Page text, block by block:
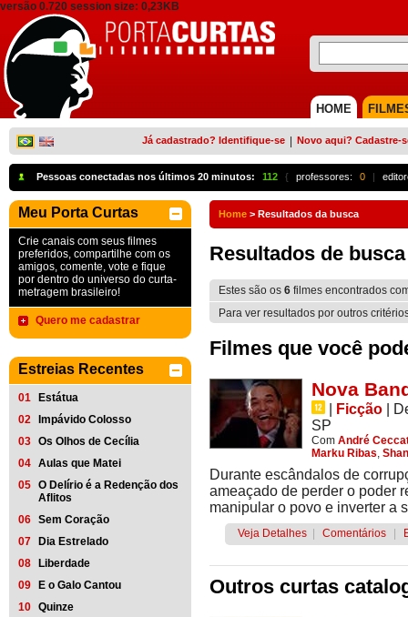
versão 0.720 session size: 0,23KB
HOME
Já cadastrado? Identifique-se Novo aqui? Cadastre-
Pessoas conectadas nos últimos 20 minutos: 112 { professores: 0 |
Meu Porta Curtas
Crie canais com seus filmes
preferidos, compartilhe com os
amigos, comente, vote e fique
por dentro do universo do curta-
metragem brasileiro!
Quero me cadastrar
Estreias Recentes
01
Estátua
02
Impávido Colosso
03 Os Olhos de Cecília
04 Aulas que Matei
05 O Delírio é a Redenção dos
Aflitos
06 Sem Coração
07
Dia Estrelado
08
Liberdade
09
E o Galo Cantou
10 Quinze
Home > Resultados da busca
Resultados de busca
Estes são os 6 filmes encontrados
Para ver resultados por outros
Filmes que você
Nova
Ficção
SP
Com André
Marku Ribas,
Durante escândalos de
ameaçado de perder o poder
manipular o povo e inverter a
Veja Detalhes Comentários
Outros curtas